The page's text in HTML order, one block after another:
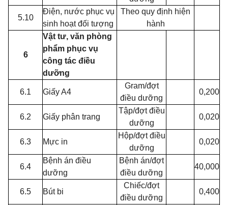
5.10
Điện, nước phục vụ
sinh hoạt đối tượng
Theo quy định hiện
hành
6
Vật tư, văn phòng
phẩm phục vụ
công tác điều
dưỡng
6.1 Giấy A4
Gram/đợt
điều dưỡng
0,200
6.2 Giấy phân trang
Tập/đợt điều
dưỡng
0,020
6.3 Mực in
Hộp/đợt điều
dưỡng
0,020
6.4
Bệnh án điều
dưỡng
Bệnh án/đợt
điều dưỡng
40,000
6.5 Bút bi
Chiếc/đợt
điều dưỡng
0,400